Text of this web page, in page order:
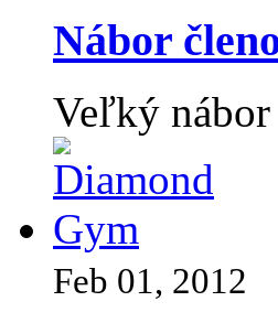
Nábor
Veľký
Feb 01, 2012